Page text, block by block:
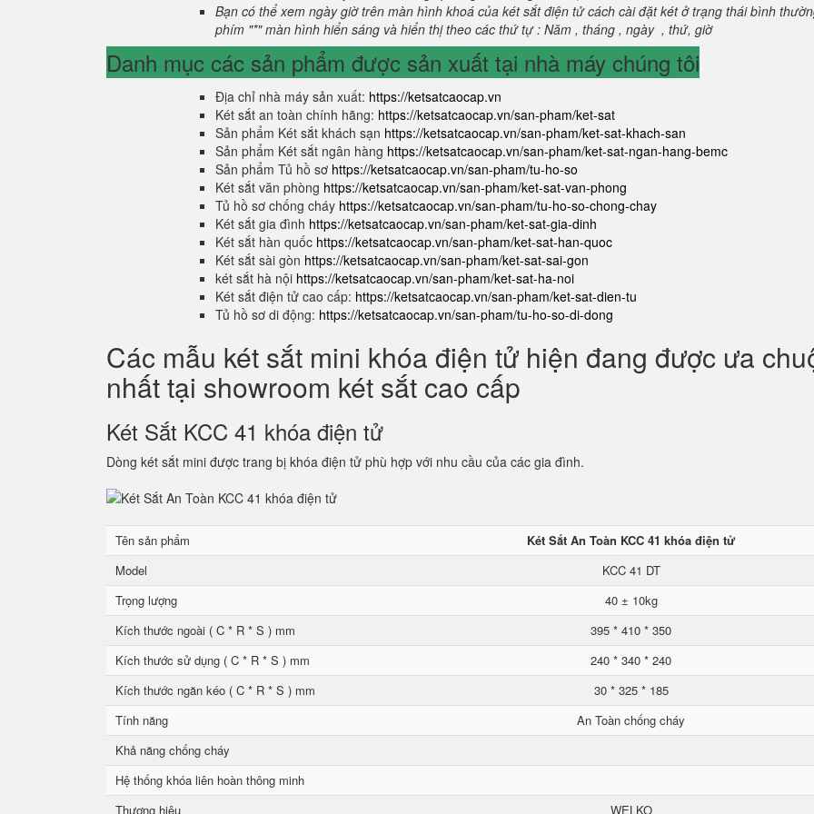
Bạn có thể xem ngày giờ trên màn hình khoá của két sắt điện tử cách cài đặt két ở trạng thái bình
phím "*" màn hình hiển sáng và hiển thị theo các thứ tự : Năm , tháng , ngày , thứ, giờ
Danh mục các sản phẩm được sản xuất tại nhà máy chúng tôi
Địa chỉ nhà máy sản xuất: https://ketsatcaocap.vn
Két sắt an toàn chính hãng: https://ketsatcaocap.vn/san-pham/ket-sat
Sản phẩm Két sắt khách sạn https://ketsatcaocap.vn/san-pham/ket-sat-khach-san
Sản phẩm Két sắt ngân hàng https://ketsatcaocap.vn/san-pham/ket-sat-ngan-hang-bemc
Sản phẩm Tủ hồ sơ https://ketsatcaocap.vn/san-pham/tu-ho-so
Két sắt văn phòng https://ketsatcaocap.vn/san-pham/ket-sat-van-phong
Tủ hồ sơ chống cháy https://ketsatcaocap.vn/san-pham/tu-ho-so-chong-chay
Két sắt gia đình https://ketsatcaocap.vn/san-pham/ket-sat-gia-dinh
Két sắt hàn quốc https://ketsatcaocap.vn/san-pham/ket-sat-han-quoc
Két sắt sài gòn https://ketsatcaocap.vn/san-pham/ket-sat-sai-gon
két sắt hà nội https://ketsatcaocap.vn/san-pham/ket-sat-ha-noi
Két sắt điện tử cao cấp: https://ketsatcaocap.vn/san-pham/ket-sat-dien-tu
Tủ hồ sơ di động: https://ketsatcaocap.vn/san-pham/tu-ho-so-di-dong
Các mẫu két sắt mini khóa điện tử hiện đang được ưa
nhất tại showroom két sắt cao cấp
Két Sắt KCC 41 khóa điện tử
Dòng két sắt mini được trang bị khóa điện tử phù hợp với nhu cầu của các gia đình.
Tên sản phẩm
Két Sắt An Toàn KCC 41 khóa điện tử
Model
KCC 41 DT
Trọng lượng
40 ± 10kg
Kích thước ngoài ( C * R * S ) mm
395 * 410 * 350
Kích thước sử dụng ( C * R * S ) mm
240 * 340 * 240
Kích thước ngăn kéo ( C * R * S ) mm
30 * 325 * 185
Tính năng
An Toàn chống cháy
Khả năng chống cháy
Hệ thống khóa liên hoàn thông minh
Thương hiệu
WELKO